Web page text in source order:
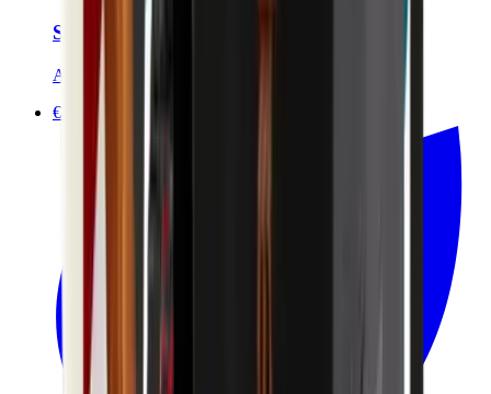
Soin anti-âge Homme 50ml - Certifié Bio
Avril
€22.90